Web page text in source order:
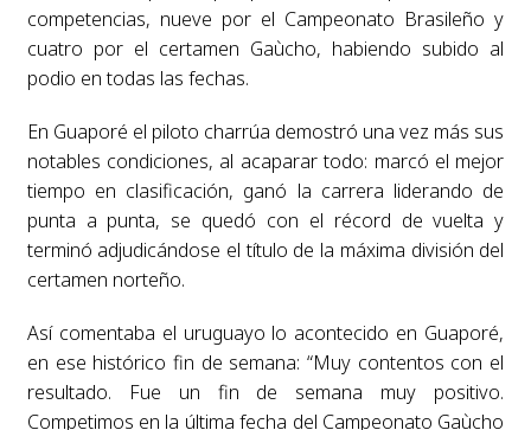
competencias, nueve por el Campeonato Brasileño y
cuatro por el certamen Gaùcho, habiendo subido al
podio en todas las fechas.
En Guaporé el piloto charrúa demostró una vez más sus
notables condiciones, al acaparar todo: marcó el mejor
tiempo en clasificación, ganó la carrera liderando de
punta a punta, se quedó con el récord de vuelta y
terminó adjudicándose el título de la máxima división del
certamen norteño.
Así comentaba el uruguayo lo acontecido en Guaporé,
en ese histórico fin de semana: “Muy contentos con el
resultado. Fue un fin de semana muy positivo.
Competimos en la última fecha del Campeonato Gaùcho